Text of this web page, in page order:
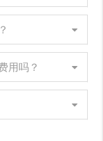
用吗？